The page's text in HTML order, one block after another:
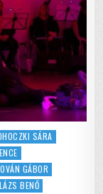
SÁRA
GÁBOR
BENŐ